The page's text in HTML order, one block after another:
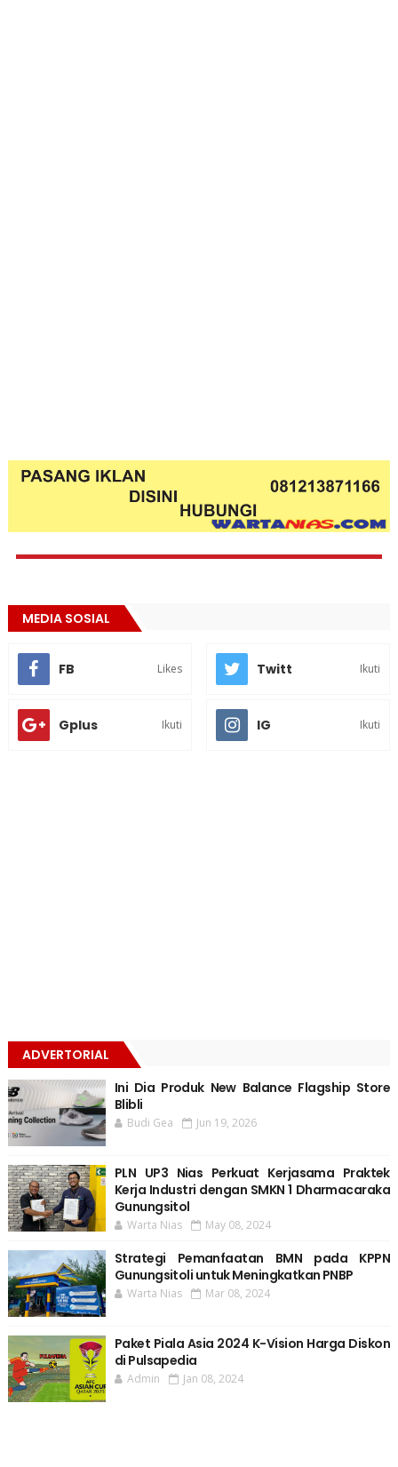
MEDIA SOSIAL
FB Likes Twitt Ikuti
Gplus Ikuti IG Ikuti
ADVERTORIAL
Ini Dia Produk New Balance Flagship Store
Blibli
Budi Gea Jun 19, 2026
PLN UP3 Nias Perkuat Kerjasama Praktek
Kerja Industri dengan SMKN 1 Dharmacaraka
Gunungsitol
Warta Nias May 08, 2024
Strategi Pemanfaatan BMN pada KPPN
Gunungsitoli untuk Meningkatkan PNBP
Warta Nias Mar 08, 2024
Paket Piala Asia 2024 K-Vision Harga Diskon
di Pulsapedia
Admin Jan 08, 2024